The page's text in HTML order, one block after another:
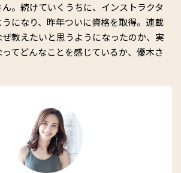
。続けていくうちに、インストラクタ
になり、昨年ついに資格を取得。連載
ぜ教えたいと思うようになったのか、実
てどんなことを感じているか、優木さ